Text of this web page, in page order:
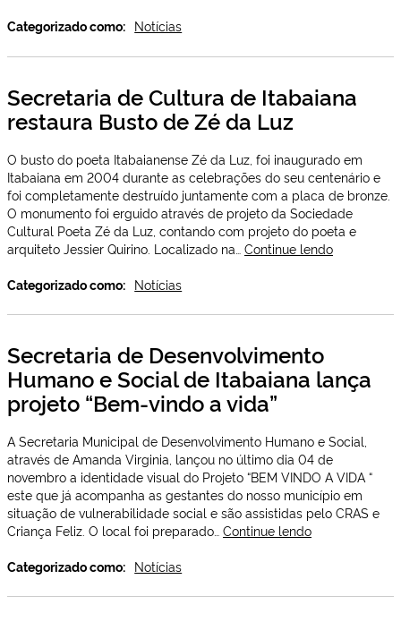
de
realiza
pit
stop
feira
livre
em
alusão
ao
novembro
Categorizado como: Notícias
Secretaria de Cultura de Itabaiana
restaura Busto de Zé da Luz
O busto do poeta Itabaianense Zé da Luz, foi inaugurado em
Itabaiana em 2004 durante as celebrações do seu centenário e
foi completamente destruído juntamente com a placa de bronze.
O monumento foi erguido através de projeto da Sociedade
Cultural Poeta Zé da Luz, contando com projeto do poeta e
arquiteto Jessier Quirino. Localizado na… Continue lendoSecretaria
Itabaiana
de
Zé
Categorizado como: Notícias
Secretaria de Desenvolvimento
Humano e Social de Itabaiana lança
projeto “Bem-vindo a vida”
A Secretaria Municipal de Desenvolvimento Humano e Social,
através de Amanda Virginia, lançou no último dia 04 de
novembro a identidade visual do Projeto “BEM VINDO A VIDA “
este que já acompanha as gestantes do nosso município em
situação de vulnerabilidade social e são assistidas pelo CRAS e
Criança Feliz. O local foi preparado… Continue lendoSecretaria
e
Categorizado como: Notícias